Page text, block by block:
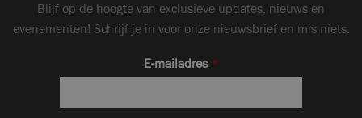
Blijf op de hoogte van exclusieve updates, nieuws en
evenementen! Schrijf je in voor onze nieuwsbrief en mis niets.
E-mailadres*